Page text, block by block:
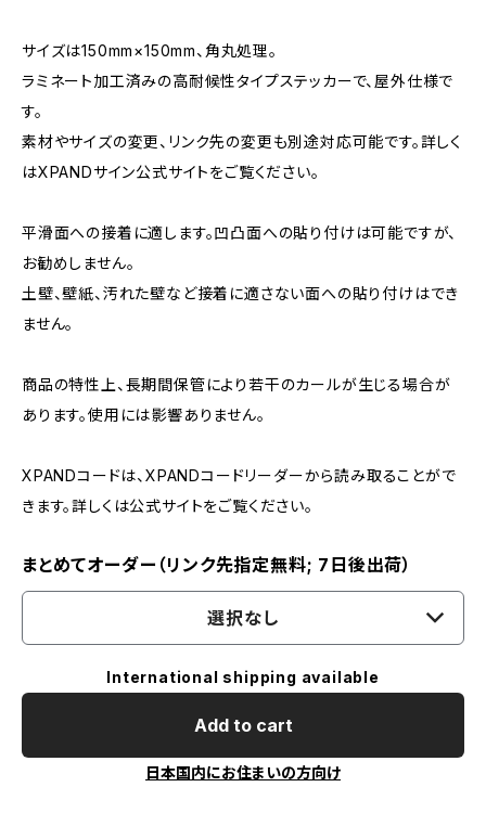
サイズは150mm×150mm、角丸処理。
ラミネート加工済みの高耐候性タイプステッカーで、屋外仕様で
す。
素材やサイズの変更、リンク先の変更も別途対応可能です。詳しく
はXPANDサイン公式サイトをご覧ください。
平滑面への接着に適します。凹凸面への貼り付けは可能ですが、
お勧めしません。
土壁、壁紙、汚れた壁など接着に適さない面への貼り付けはでき
ません。
商品の特性上、長期間保管により若干のカールが生じる場合が
あります。使用には影響ありません。
XPANDコードは、XPANDコードリーダーから読み取ることがで
きます。詳しくは公式サイトをご覧ください。
まとめてオーダー（リンク先指定無料; 7日後出荷）
選択なし
International shipping available
Add to cart
日本国内にお住まいの方向け